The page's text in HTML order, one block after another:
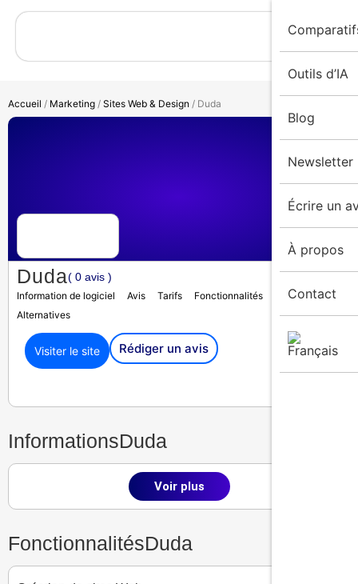
Outils d’IA
Blog
Newsletter
Écrire un
À propos
Contact
Accueil / Marketing / Sites Web & Design / Duda
Duda( 0 avis )
Information de logiciel Avis Tarifs Fonctionnalités
Médias
Alternatives
Visiter le site Rédiger un avis
InformationsDuda
Voir plus
FonctionnalitésDuda